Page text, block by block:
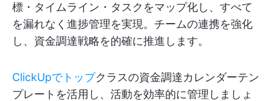
標・タイムライン・タスクをマップ化し、すべて
を漏れなく進捗管理を実現。チームの連携を強化
し、資金調達戦略を的確に推進します。
ClickUpでトップクラスの資金調達カレンダーテン
プレートを活用し、活動を効率的に管理しましょ